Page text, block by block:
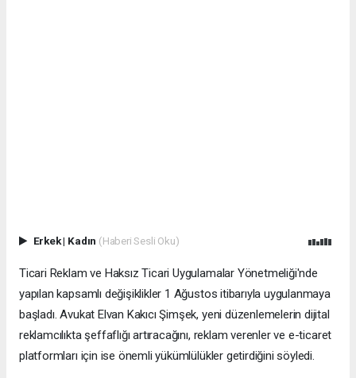
Erkek| Kadın (Haberi Sesli Oku)
Ticari Reklam ve Haksız Ticari Uygulamalar Yönetmeliği'nde
yapılan kapsamlı değişiklikler 1 Ağustos itibarıyla uygulanmaya
başladı. Avukat Elvan Kakıcı Şimşek, yeni düzenlemelerin dijital
reklamcılıkta şeffaflığı artıracağını, reklam verenler ve e-ticaret
platformları için ise önemli yükümlülükler getirdiğini söyledi.